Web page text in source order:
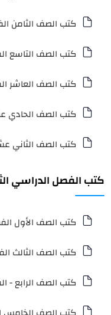
كتب الصف الثامن
كتب الصف التاسع
كتب الصف العاشر
كتب الصف الحادي
كتب الصف الثاني
كتب الفصل الدراسي
كتب الصف الأول
كتب الصف الثالث
كتب الصف الرابع -